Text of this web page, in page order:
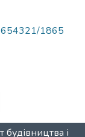
1865
будівництва і